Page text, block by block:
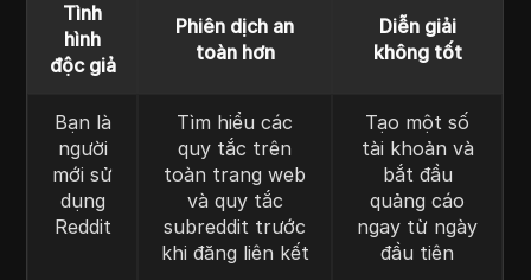
Tình
hình
độc giả
Phiên dịch an
toàn hơn
Diễn giải
không tốt
Bạn là
người
mới sử
dụng
Reddit
Tìm hiểu các
quy tắc trên
toàn trang web
và quy tắc
subreddit trước
khi đăng liên kết
Tạo một số
tài khoản và
bắt đầu
quảng cáo
ngay từ ngày
đầu tiên